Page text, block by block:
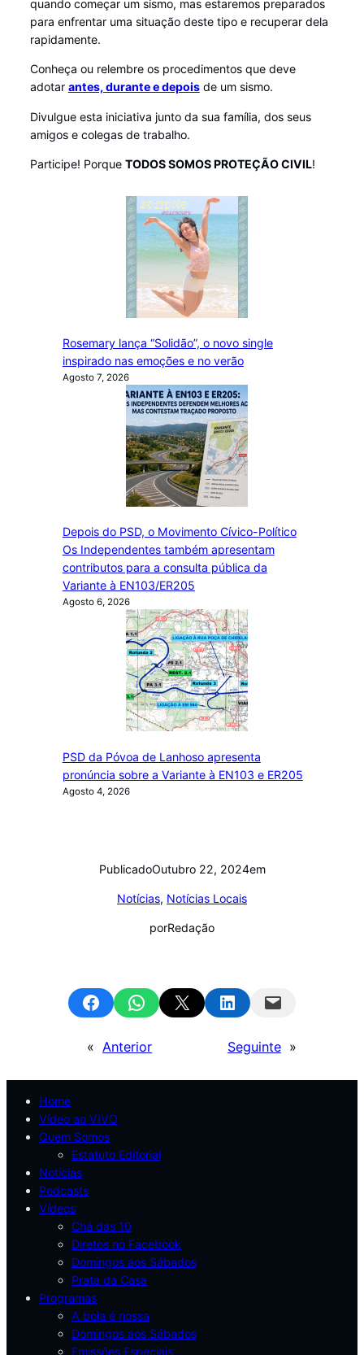
quando começar um sismo, mas estaremos preparados
para enfrentar uma situação deste tipo e recuperar dela
rapidamente.
Conheça ou relembre os procedimentos que deve
adotar antes, durante e depoisde um sismo.
Divulgue esta iniciativa junto da sua família, dos seus
amigos e colegas de trabalho.
Participe! Porque TODOS SOMOS PROTEÇÃO CIVIL!
Rosemary lança “Solidão”, o novo single
inspirado nas emoções e no verão
Agosto 7, 2026
Depois do PSD, o Movimento Cívico-Político
Os Independentes também apresentam
contributos para a consulta pública da
Variante à EN103/ER205
Agosto 6, 2026
PSD da Póvoa de Lanhoso apresenta
pronúncia sobre a Variante à EN103 e ER205
Agosto 4, 2026
PublicadoOutubro 22, 2024em
Notícias, Notícias Locais
porRedação
Share on FacebookShare on WhatsApp
Email this Page Share on LinkedInEmail this Page
« Anterior Seguinte »
Home
Vídeo ao VIVO
Quem Somos
Estatuto Editorial
Notícias
Podcasts
Vídeos
Chá das 10
Diretos no Facebook
Domingos aos Sábados
Prata da Casa
Programas
A bola é nossa
Domingos aos Sábados
Emissões Especiais